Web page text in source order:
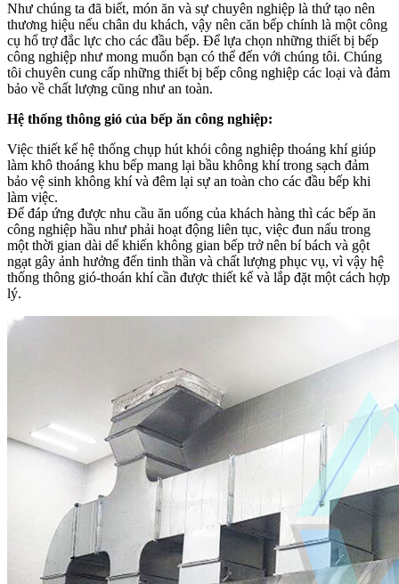
Như chúng ta đã biết, món ăn và sự chuyên nghiệp là thứ tạo nên
thương hiệu nếu chân du khách, vậy nên căn bếp chính là một công
cụ hổ trợ đắc lực cho các đầu bếp. Để lựa chọn những thiết bị bếp
công nghiệp như mong muốn bạn có thể đến với chúng tôi. Chúng
tôi chuyên cung cấp những thiết bị bếp công nghiệp các loại và đảm
bảo về chất lượng cũng như an toàn.
Hệ thống thông gió của bếp ăn công nghiệp:
Việc thiết kế hệ thống chụp hút khói công nghiệp thoáng khí giúp
làm khô thoáng khu bếp mang lại bầu không khí trong sạch đảm
bảo vệ sinh không khí và đêm lại sự an toàn cho các đầu bếp khi
làm việc.
Để đáp ứng được nhu cầu ăn uống của khách hàng thì các bếp ăn
công nghiệp hầu như phải hoạt động liên tục, việc đun nấu trong
một thời gian dài dể khiến không gian bếp trở nên bí bách và gột
ngạt gây ảnh hưởng đến tinh thần và chất lượng phục vụ, vì vậy hệ
thống thông gió-thoán khí cần được thiết kế và lắp đặt một cách hợp
lý.